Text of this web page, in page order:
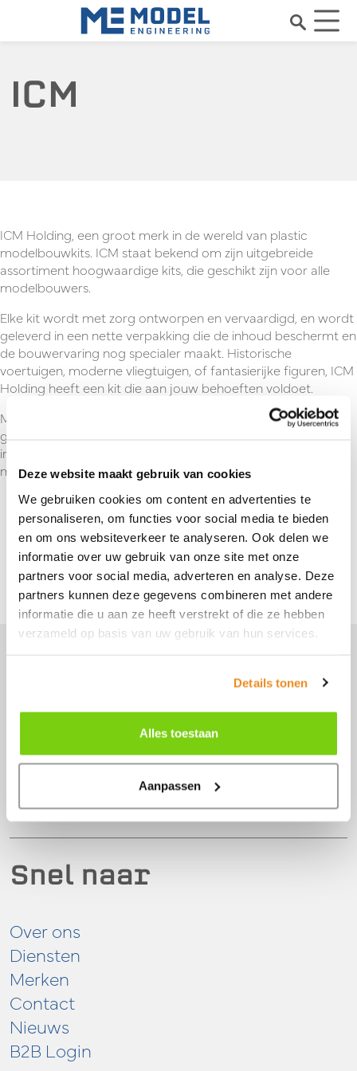
Deze website maakt gebruik van cookies
We gebruiken cookies om content en advertenties te
personaliseren, om functies voor social media te bieden
en om ons websiteverkeer te analyseren. Ook delen we
informatie over uw gebruik van onze site met onze
partners voor social media, adverteren en analyse. Deze
partners kunnen deze gegevens combineren met andere
informatie die u aan ze heeft verstrekt of die ze hebben
verzameld op basis van uw gebruik van hun services.
Details tonen
Alles toestaan
Aanpassen
ICM
ICM Holding, een groot merk in de wereld van plastic
modelbouwkits. ICM staat bekend om zijn uitgebreide
assortiment hoogwaardige kits, die geschikt zijn voor alle
modelbouwers.
Elke kit wordt met zorg ontworpen en vervaardigd, en wordt
geleverd in een nette verpakking die de inhoud beschermt en
de bouwervaring nog specialer maakt. Historische
voertuigen, moderne vliegtuigen, of fantasierijke figuren, ICM
Holding heeft een kit die aan jouw behoeften voldoet.
Met hun nette verpakking en hoogwaardige kits zul je
genieten van elke stap van het bouwproces. Laat je
inspireren en begin vandaag nog aan je volgende
modelbouwproject met ICM Holding!
Terug naar overzicht
Snel naar
Over ons
Diensten
Merken
Contact
Nieuws
B2B Login
Je vindt ons hier
info@model-engineering.nl